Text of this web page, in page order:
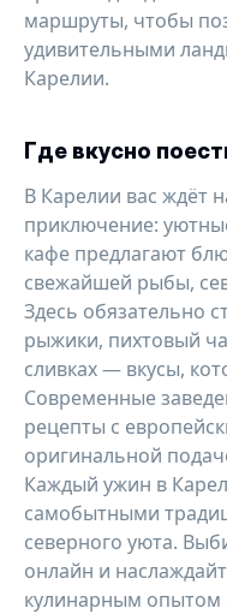
маршруты, чтобы
удивительными
Карелии.
Где вкусно
В Карелии вас ждёт
приключение:
кафе предлагают
свежайшей рыбы,
Здесь обязательно
рыжики, пихтовый
сливках — вкусы,
Современные
рецепты с
оригинальной
Каждый ужин в
самобытными
северного уюта.
онлайн и
кулинарным опытом